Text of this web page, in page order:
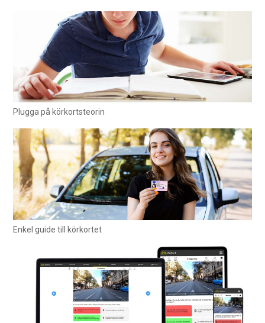
Plugga på körkortsteorin
Enkel guide till körkortet